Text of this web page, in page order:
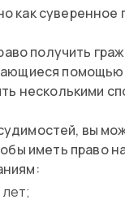
как суверенное
получить
помощью
несколькими
вы
иметь право